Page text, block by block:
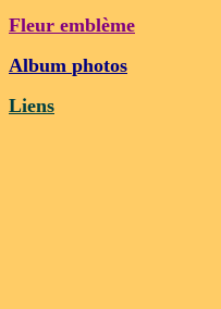
Fleur emblème
Album photos
Liens